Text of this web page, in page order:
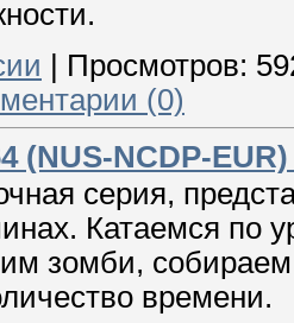
Просмотров:
(0)
(NUS-NCDP-EUR)
серия,
Катаемся по
зомби,
времени.